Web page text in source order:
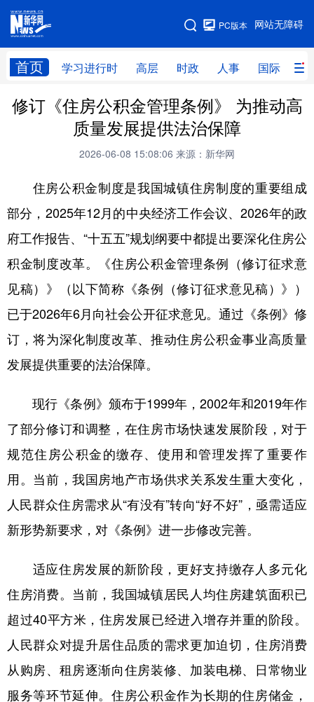
网站无障碍
PC版本
首页 学习进行时 高层 时政 人事 国际 财
网站地图
学习进行时 高层 时政 人事
财经 网评
科技 科创 量子 体育
文化 书画 健康 军事
法律 中央文件 金融 汽车
食品 人居 信息化 数字经济
学术中国 乡村振兴 银龄 溯源中国
城市 旅游
彩票 娱乐 时尚 悦读
公益 一带一路 亚太网 上市公司
文化产业
地方频道
辽宁 吉林 上海 江苏
浙江 安徽 福建 江西
四川 贵州 云南 西藏
修订《住房公积金管理条例》 为推动高
质量发展提供法治保障
2026-06-08 15:08:06 来源：新华网
住房公积金制度是我国城镇住房制度的重要组成
部分，2025年12月的中央经济工作会议、2026年的政
府工作报告、“十五五”规划纲要中都提出要深化住房公
积金制度改革。《住房公积金管理条例（修订征求意
见稿）》（以下简称《条例（修订征求意见稿）》）
已于2026年6月向社会公开征求意见。通过《条例》修
订，将为深化制度改革、推动住房公积金事业高质量
发展提供重要的法治保障。
现行《条例》颁布于1999年，2002年和2019年作
了部分修订和调整，在住房市场快速发展阶段，对于
规范住房公积金的缴存、使用和管理发挥了重要作
用。当前，我国房地产市场供求关系发生重大变化，
人民群众住房需求从“有没有”转向“好不好”，亟需适应
新形势新要求，对《条例》进一步修改完善。
适应住房发展的新阶段，更好支持缴存人多元化
住房消费。当前，我国城镇居民人均住房建筑面积已
超过40平方米，住房发展已经进入增存并重的阶段。
人民群众对提升居住品质的需求更加迫切，住房消费
从购房、租房逐渐向住房装修、加装电梯、日常物业
服务等环节延伸。住房公积金作为长期的住房储金，